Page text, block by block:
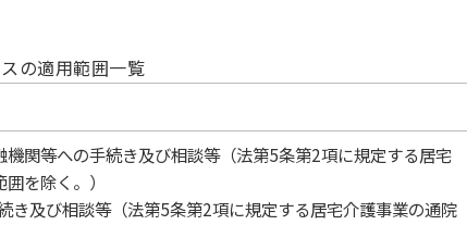
の適用範囲一覧
機関等への手続き及び相談等（法第5条第2項に規定する居宅
を除く。）
き及び相談等（法第5条第2項に規定する居宅介護事業の通院